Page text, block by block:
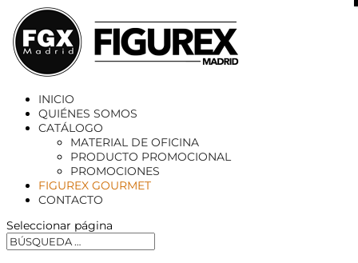
INICIO
QUIÉNES SOMOS
CATÁLOGO
MATERIAL DE OFICINA
PRODUCTO PROMOCIONAL
PROMOCIONES
FIGUREX GOURMET
CONTACTO
Seleccionar página